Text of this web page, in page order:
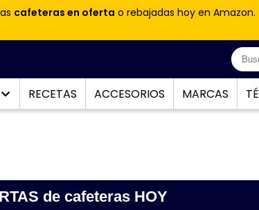
cafeteras en oferta o rebajadas hoy en Amazon.
RECETAS ACCESORIOS MARCAS TÉ
de cafeteras HOY